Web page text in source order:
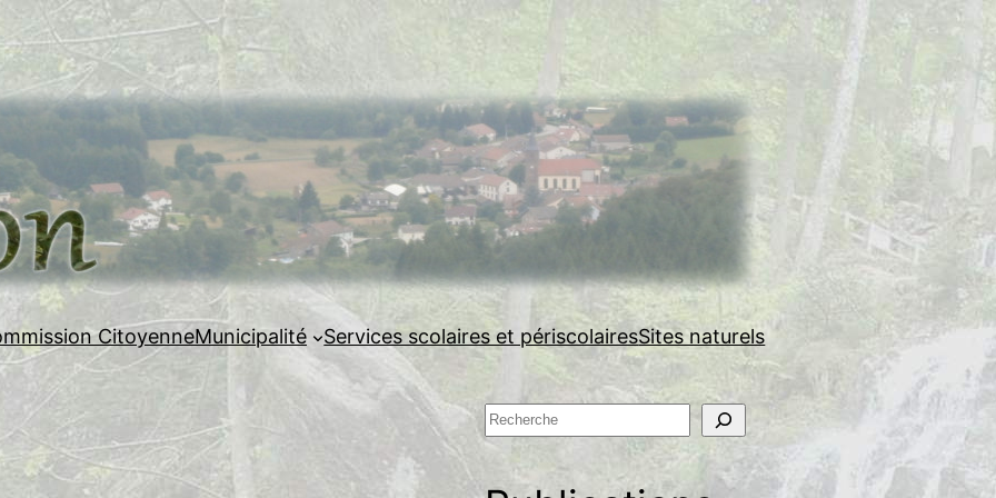
CitoyenneMunicipalité Services scolaires et périscolairesSites naturels
R
e